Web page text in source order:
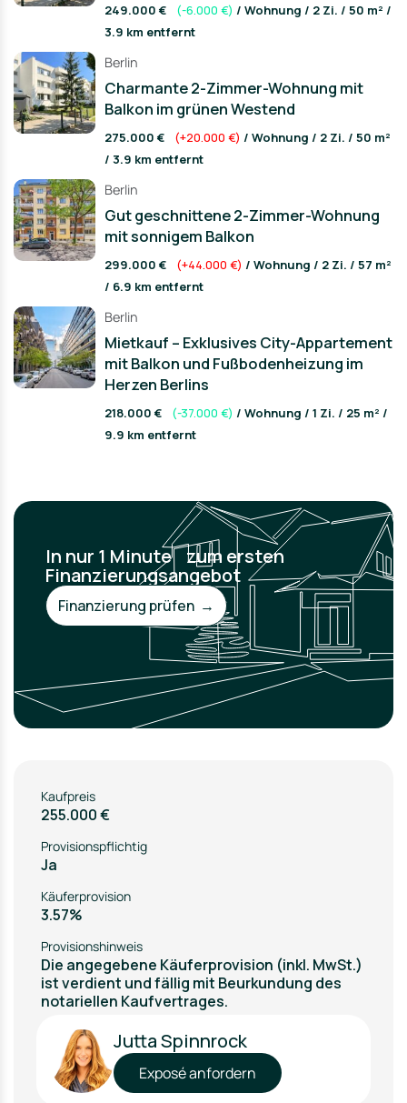
249.000 € (-6.000 €) / Wohnung / 2 Zi. / 50 m² /
3.9 km entfernt
Berlin
Charmante 2-Zimmer-Wohnung mit
Balkon im grünen Westend
275.000 € (+20.000 €) / Wohnung / 2 Zi. / 50 m²
/ 3.9 km entfernt
Berlin
Gut geschnittene 2-Zimmer-Wohnung
mit sonnigem Balkon
299.000 € (+44.000 €) / Wohnung / 2 Zi. / 57 m²
/ 6.9 km entfernt
Berlin
Mietkauf – Exklusives City-Appartement
mit Balkon und Fußbodenheizung im
Herzen Berlins
218.000 € (-37.000 €) / Wohnung / 1 Zi. / 25 m² /
9.9 km entfernt
In nur 1 Minute zum ersten
Finanzierungsangebot
Finanzierung prüfen →
Kaufpreis
255.000 €
Provisionspflichtig
Ja
Käuferprovision
3.57%
Provisionshinweis
Die angegebene Käuferprovision (inkl. MwSt.)
ist verdient und fällig mit Beurkundung des
notariellen Kaufvertrages.
Jutta Spinnrock
Exposé anfordern